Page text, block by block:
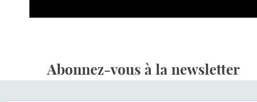
Abonnez-vous à la newsletter